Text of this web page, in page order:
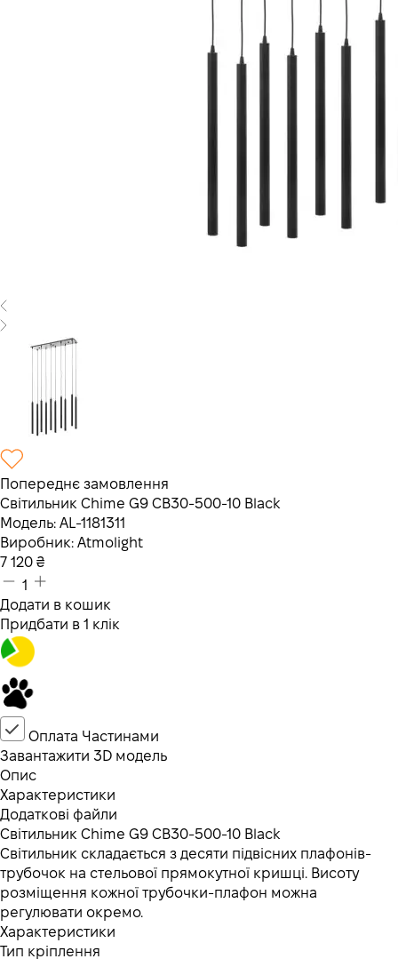
Попереднє замовлення
Світильник Chime G9 СB30-500-10 Black
Модель: AL-1181311
Виробник: Atmolight
7 120 ₴
1
Додати в кошик
Придбати в 1 клік
Оплата Частинами
Завантажити 3D модель
Опис
Характеристики
Додаткові файли
Світильник Chime G9 СB30-500-10 Black
Світильник складається з десяти підвісних плафонів-
трубочок на стельової прямокутної кришці. Висоту
розміщення кожної трубочки-плафон можна
регулювати окремо.
Характеристики
Тип кріплення